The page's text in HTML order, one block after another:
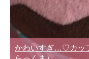
かわいすぎ…♡カッ